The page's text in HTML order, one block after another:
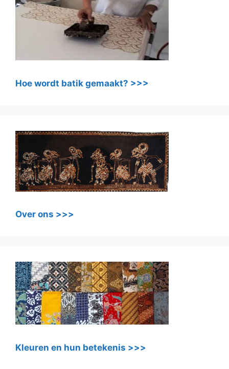
Hoe wordt batik gemaakt? >>>
Over ons >>>
Kleuren en hun betekenis >>>